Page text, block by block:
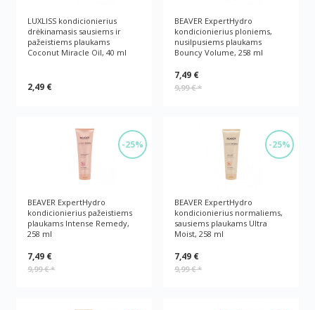
LUXLISS kondicionierius
drėkinamasis sausiems ir
pažeistiems plaukams
Coconut Miracle Oil, 40 ml
2,49 €
BEAVER ExpertHydro
kondicionierius ploniems,
nusilpusiems plaukams
Bouncy Volume, 258 ml
7,49 €
9,99 €*
-25%
BEAVER ExpertHydro
kondicionierius pažeistiems
plaukams Intense Remedy,
258 ml
7,49 €
9,99 €*
-25%
BEAVER ExpertHydro
kondicionierius normaliems,
sausiems plaukams Ultra
Moist, 258 ml
7,49 €
9,99 €*